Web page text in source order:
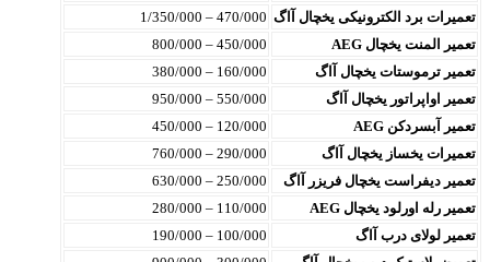
تعمیرات برد الکترونیکی یخچال آاگ 470/000 – 1/350/000
تعمیر المنت یخچال AEG
450/000 – 800/000
تعمیر ترموستات یخچال آاگ
160/000 – 380/000
تعمیر اواپراتور یخچال آاگ
550/000 – 950/000
تعمیر آبسردکن AEG
120/000 – 450/000
تعمیرات یخساز یخچال آاگ
290/000 – 760/000
تعمیر دیفراست یخچال فریزر آاگ
250/000 – 630/000
تعمیر رله اورلود یخچال AEG
110/000 – 280/000
تعمیر لولای درب آاگ
100/000 – 190/000